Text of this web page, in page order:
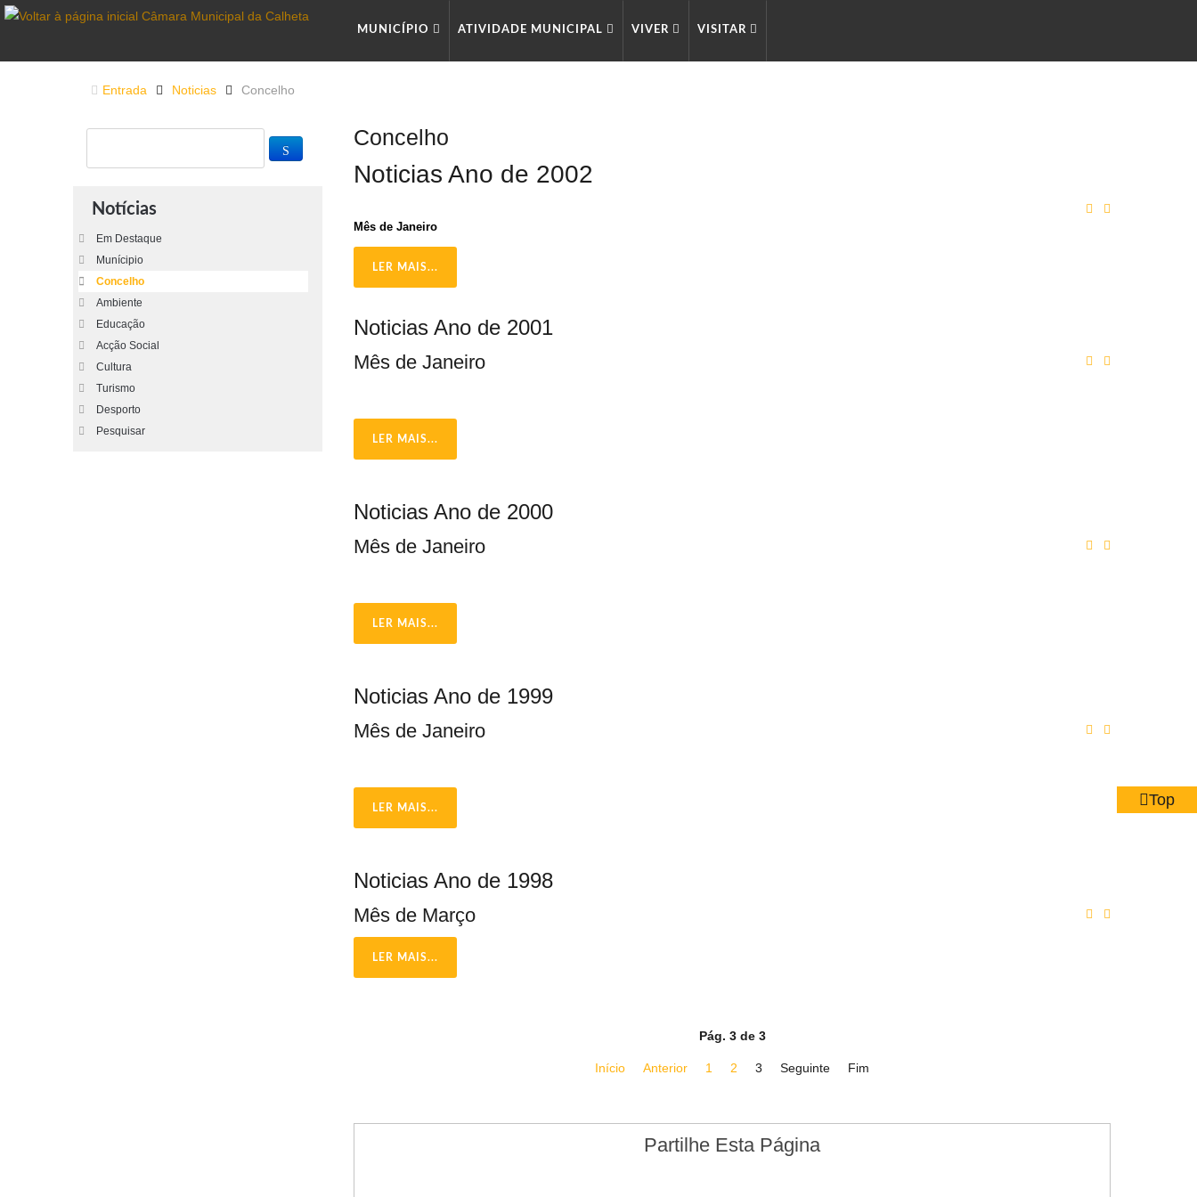
MUNICÍPIO ATIVIDADE MUNICIPAL VIVER VISITAR
Entrada Noticias Concelho
Concelho
Noticias Ano de 2002
Mês de Janeiro
LER MAIS...
Noticias Ano de 2001
Mês de Janeiro
LER MAIS...
Noticias Ano de 2000
Mês de Janeiro
LER MAIS...
Noticias Ano de 1999
Mês de Janeiro
LER MAIS...
Noticias Ano de 1998
Mês de Março
LER MAIS...
Pág. 3 de 3
Início Anterior 1 2 3 Seguinte Fim
Notícias
Em Destaque
Munícipio
Concelho
Ambiente
Educação
Acção Social
Cultura
Turismo
Desporto
Pesquisar
Partilhe Esta Página
Top